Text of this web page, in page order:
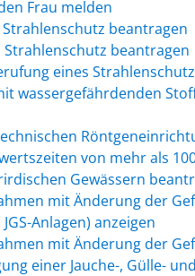
Frau melden
beantragen
beantragen
eines
wassergefährdenden
von mehr als
Gewässern
mit Änderung der
Anlagen) anzeigen
mit Änderung der
einer Jauche-, Gülle-